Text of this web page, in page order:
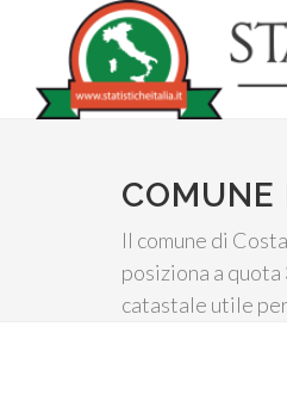
COMUNE
Il comune di
posiziona a
catastale utile